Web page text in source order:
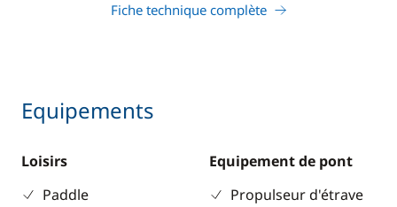
Fiche technique complète
Equipements
Loisirs
Paddle
Equipement de pont
Propulseur d'étrave